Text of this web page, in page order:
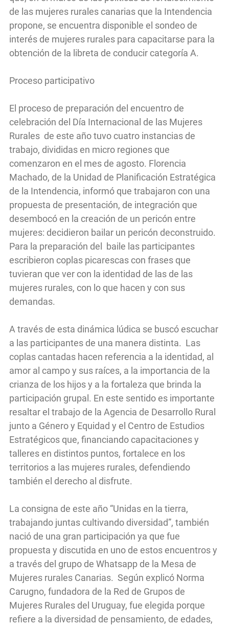
de las mujeres rurales canarias que la Intendencia
propone, se encuentra disponible el sondeo de
interés de mujeres rurales para capacitarse para la
obtención de la libreta de conducir categoría A.
Proceso participativo
El proceso de preparación del encuentro de
celebración del Día Internacional de las Mujeres
Rurales de este año tuvo cuatro instancias de
trabajo, divididas en micro regiones que
comenzaron en el mes de agosto. Florencia
Machado, de la Unidad de Planificación Estratégica
de la Intendencia, informó que trabajaron con una
propuesta de presentación, de integración que
desembocó en la creación de un pericón entre
mujeres: decidieron bailar un pericón deconstruido.
Para la preparación del baile las participantes
escribieron coplas picarescas con frases que
tuvieran que ver con la identidad de las de las
mujeres rurales, con lo que hacen y con sus
demandas.
A través de esta dinámica lúdica se buscó escuchar
a las participantes de una manera distinta. Las
coplas cantadas hacen referencia a la identidad, al
amor al campo y sus raíces, a la importancia de la
crianza de los hijos y a la fortaleza que brinda la
participación grupal. En este sentido es importante
resaltar el trabajo de la Agencia de Desarrollo Rural
junto a Género y Equidad y el Centro de Estudios
Estratégicos que, financiando capacitaciones y
talleres en distintos puntos, fortalece en los
territorios a las mujeres rurales, defendiendo
también el derecho al disfrute.
La consigna de este año “Unidas en la tierra,
trabajando juntas cultivando diversidad”, también
nació de una gran participación ya que fue
propuesta y discutida en uno de estos encuentros y
a través del grupo de Whatsapp de la Mesa de
Mujeres rurales Canarias. Según explicó Norma
Carugno, fundadora de la Red de Grupos de
Mujeres Rurales del Uruguay, fue elegida porque
refiere a la diversidad de pensamiento, de edades,